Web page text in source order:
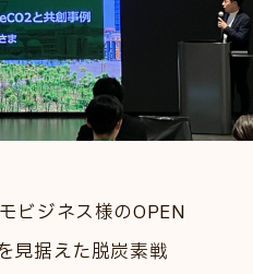
ビジネス様のOPEN
見据えた脱炭素戦